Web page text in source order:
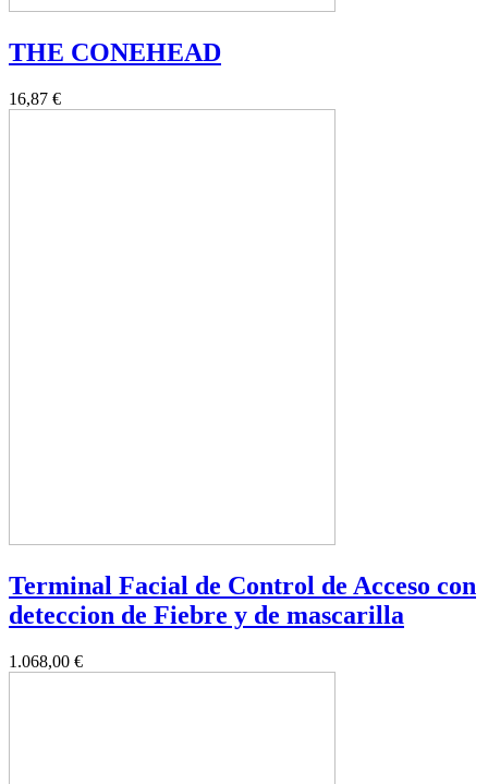
THE CONEHEAD
16,87 €
Terminal Facial de Control de Acceso con
deteccion de Fiebre y de mascarilla
1.068,00 €